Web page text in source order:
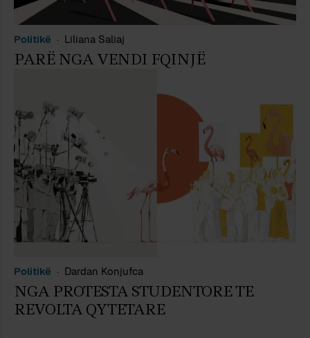
Politikë Liliana Saliaj
PARË NGA VENDI FQINJË
Politikë Dardan Konjufca
NGA PROTESTA STUDENTORE TE
REVOLTA QYTETARE